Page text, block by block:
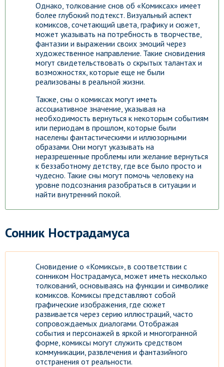
Однако, толкование снов об «Комиксах» имеет
более глубокий подтекст. Визуальный аспект
комиксов, сочетающий цвета, графику и сюжет,
может указывать на потребность в творчестве,
фантазии и выражении своих эмоций через
художественное направление. Такие сновидения
могут свидетельствовать о скрытых талантах и
возможностях, которые еще не были
реализованы в реальной жизни.
Также, сны о комиксах могут иметь
ассоциативное значение, указывая на
необходимость вернуться к некоторым событиям
или периодам в прошлом, которые были
населены фантастическими и иллюзорными
образами. Они могут указывать на
неразрешенные проблемы или желание вернуться
к беззаботному детству, где все было просто и
чудесно. Такие сны могут помочь человеку на
уровне подсознания разобраться в ситуации и
найти внутренний покой.
Сонник Нострадамуса
Сновидение о «Комиксы», в соответствии с
сонником Нострадамуса, может иметь несколько
толкований, основываясь на функции и символике
комиксов. Комиксы представляют собой
графические изображения, где сюжет
развивается через серию иллюстраций, часто
сопровождаемых диалогами. Отображая
события и персонажей в яркой и многогранной
форме, комиксы могут служить средством
коммуникации, развлечения и фантазийного
отстранения от реальности.